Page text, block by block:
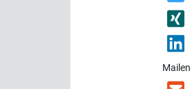
Mailen